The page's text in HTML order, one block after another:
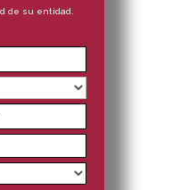
de su entidad.